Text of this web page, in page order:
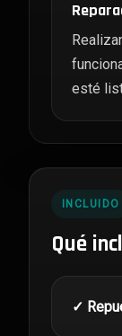
esté
INCLUIDO
Qué
✓